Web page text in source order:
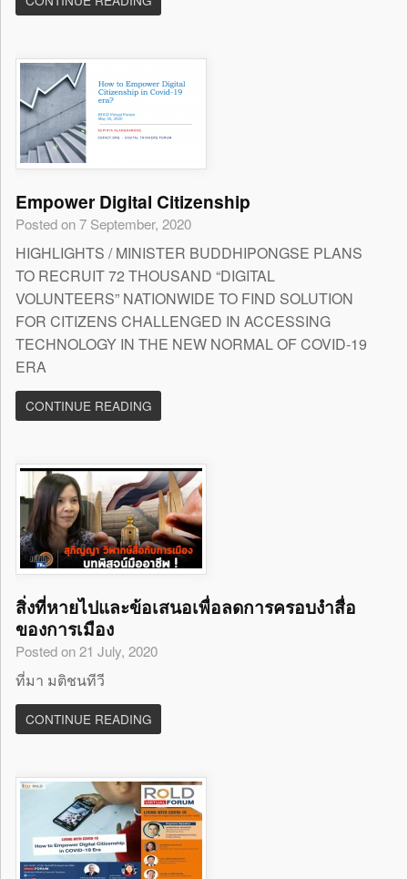
Empower Digital Citizenship
Posted on 7 September, 2020
HIGHLIGHTS / MINISTER BUDDHIPONGSE PLANS
TO RECRUIT 72 THOUSAND “DIGITAL
VOLUNTEERS” NATIONWIDE TO FIND SOLUTION
FOR CITIZENS CHALLENGED IN ACCESSING
TECHNOLOGY IN THE NEW NORMAL OF COVID-19
ERA
CONTINUE READING
สิ่งที่หายไปและข้อเสนอเพื่อลดการครอบงำสื่อ
ของการเมือง
Posted on 21 July, 2020
ที่มา มติชนทีวี
CONTINUE READING